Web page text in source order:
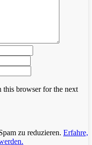
this browser for the next
zu reduzieren. Erfahre,